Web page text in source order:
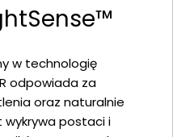
w technologię
odpowiada za
oraz naturalnie
wykrywa postaci i